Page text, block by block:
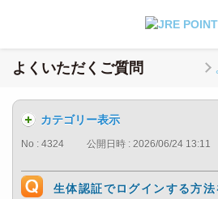
よくいただくご質問
カテゴリー表示
No : 4324 公開日時 : 2026/06/24 13:11
生体認証でログインする方法